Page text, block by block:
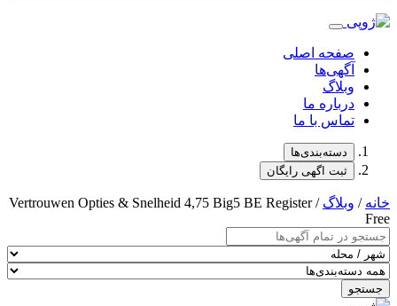
صفحه اصلی
آگهی‌ها
وبلاگ
درباره ما
تماس با ما
دسته‌بندی‌ها
ثبت اگهی رایگان
خانه / وبلاگ
/ Vertrouwen Opties & Snelheid 4,75 Big5 BE Register
Free
جستجو